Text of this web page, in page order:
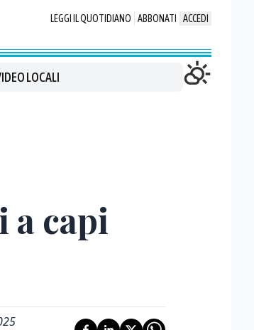
LEGGI IL QUOTIDIANO ABBONATI ACCEDI
LOCALI
a capi